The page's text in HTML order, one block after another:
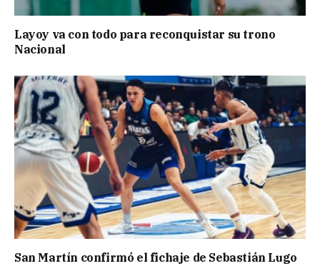
Layoy va con todo para reconquistar su trono
Nacional
San Martín confirmó el fichaje de Sebastián Lugo